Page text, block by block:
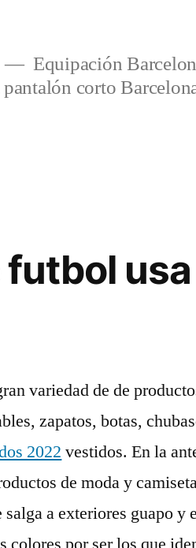
Equipación
corto
usa
variedad de de
zapatos, botas,
2022 vestidos. En la
de moda y
a exteriores guapo y